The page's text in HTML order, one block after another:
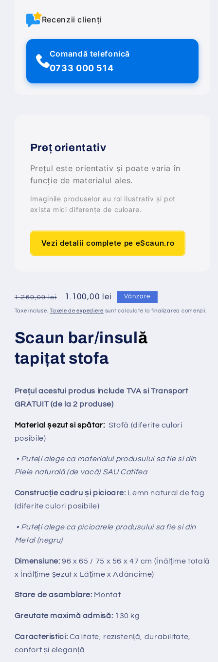
Recenzii clienți
Comandă telefonică
0733 000 514
Preț orientativ
Prețul este orientativ și poate varia în
funcție de materialul ales.
Imaginile produselor au rol ilustrativ și pot
exista mici diferențe de culoare.
Vezi detalii complete pe eScaun.ro
Preț
obișnuit
1.260,00 lei
Preț
redus
1.100,00 lei Vânzare
Taxe incluse.Taxele de expediere sunt calculate la finalizarea comenzii.
Scaun bar/insulă
tapițat stofa
Prețul acestui produs include TVA si Transport
GRATUIT (de la 2 produse)
Material șezut si spătar: Stofă (diferite culori
posibile)
• Puteți alege ca materialul produsului sa fie si din
Piele naturală (de vacă) SAU Catifea
Construcție cadru și picioare: Lemn natural de fag
(diferite culori posibile)
• Puteți alege ca picioarele produsului sa fie si din
Metal (negru)
Dimensiune: 96 x 65 / 75 x 56 x 47 cm (Înălțime totală
x Înălțime șezut x Lățime x Adâncime)
Stare de asamblare: Montat
Greutate maximă admisă: 130 kg
Caracteristici: Calitate, rezistență, durabilitate,
confort și eleganță